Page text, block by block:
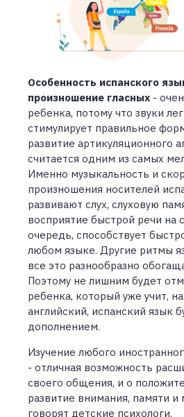
Особенность испанского
произношение гласных -
ребенка, потому что звуки
стимулирует правильное
развитие артикуляционного
считается одним из самых
Именно музыкальность и
произношения носителей
развивают слух, слуховую
восприятие быстрой речи на
очередь, способствует
любом языке. Другие ритмы
все это разнообразно
Поэтому не лишним будет
ребенка, который уже учит,
английский, испанский язык
дополнением.
Изучение любого
- отличная возможность
своего общения, и о
развитие внимания, памяти
говорят детские психологи.